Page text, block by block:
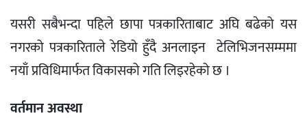
यसरी सबैभन्दा पहिले छापा पत्रकारिताबाट अघि बढेको यस
नगरको पत्रकारिताले रेडियो हुँदै अनलाइन टेलिभिजनसम्ममा
नयाँ प्रविधिमार्फत विकासको गति लिइरहेको छ ।
वर्तमान अवस्था